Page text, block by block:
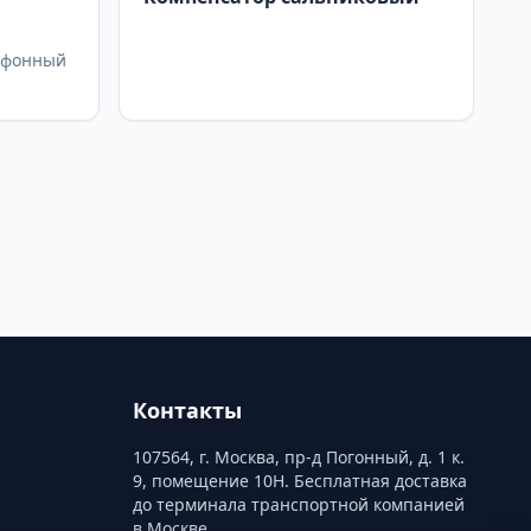
Контакты
107564, г. Москва, пр-д Погонный, д. 1 к.
9, помещение 10Н. Бесплатная доставка
до терминала транспортной компанией